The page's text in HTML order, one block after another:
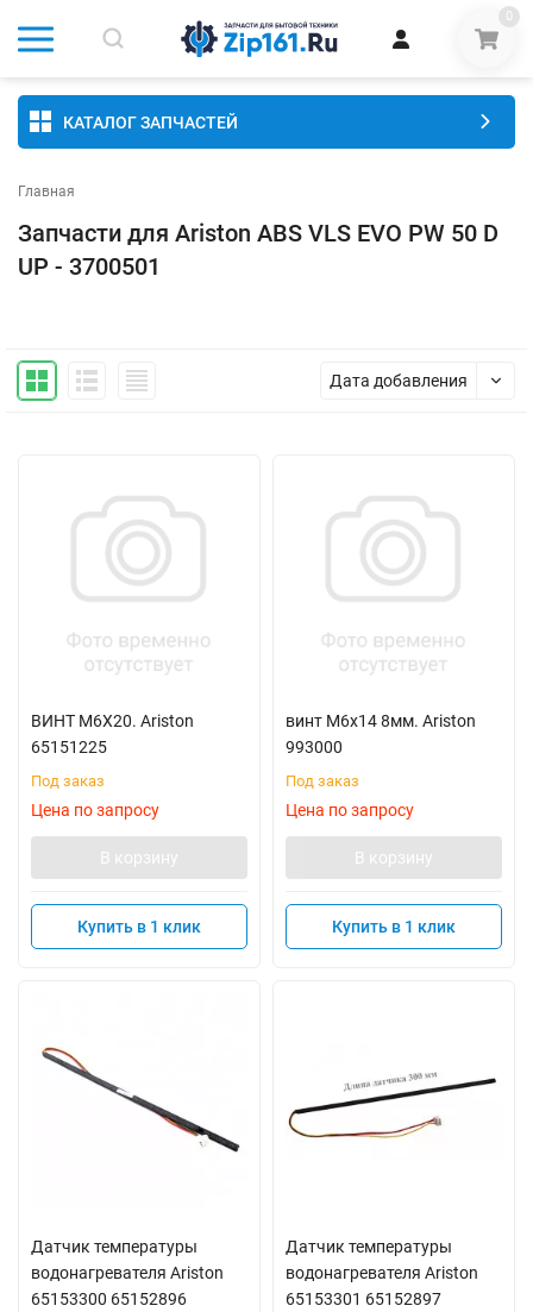
0
КАТАЛОГ ЗАПЧАСТЕЙ
Главная
Запчасти для Ariston ABS VLS EVO PW 50 D
UP - 3700501
Дата добавления
ВИНТ M6X20. Ariston
65151225
Под заказ
Цена по запросу
В корзину
Купить в 1 клик
винт M6х14 8мм. Ariston
993000
Под заказ
Цена по запросу
В корзину
Купить в 1 клик
Датчик температуры
водонагревателя Ariston
65153300 65152896
Датчик температуры
водонагревателя Ariston
65153301 65152897